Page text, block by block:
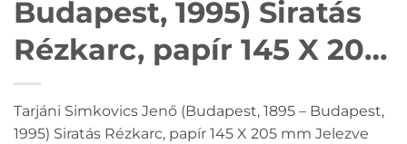
Budapest, 1995) Siratás
Rézkarc, papír 145 X 205
mm Jelezve jobbra lent:
Simkovics Jenő
Tarjáni Simkovics Jenő (Budapest, 1895 – Budapest,
1995) Siratás Rézkarc, papír 145 X 205 mm Jelezve